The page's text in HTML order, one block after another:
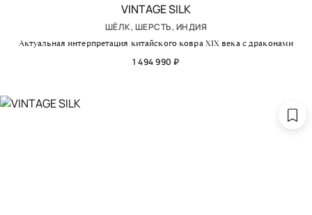
VINTAGE SILK
ШЁЛК, ШЕРСТЬ, ИНДИЯ
Актуальная интерпретация китайского ковра XIX века с драконами
1 494 990 ₽